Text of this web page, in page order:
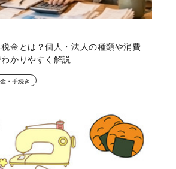
金とは？個人・法人の種類や消費
かりやすく解説
・手続き